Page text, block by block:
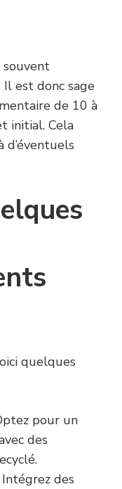
est donc sage
de 10 à
initial. Cela
d’éventuels
quelques
pour un
des
des